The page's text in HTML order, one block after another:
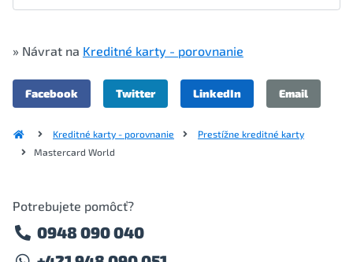
» Návrat na Kreditné karty - porovnanie
Facebook Twitter LinkedIn Email
Kreditné karty - porovnanie
Prestížne kreditné karty
Mastercard World
Potrebujete pomôcť?
0948 090 040